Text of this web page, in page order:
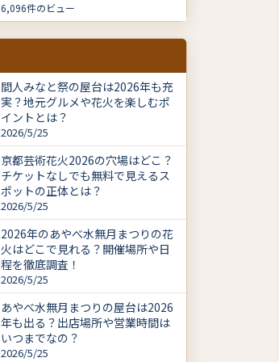
6,096件のビュー
間人みなと祭の屋台は2026年も充
実？地元グルメや花火を楽しむポ
イントとは？
2026/5/25
京都芸術花火2026の穴場はどこ？
チケットなしでも無料で見えるス
ポットの正体とは？
2026/5/25
2026年のあやべ水無月まつりの花
火はどこで見れる？開催場所や日
程を徹底調査！
2026/5/25
あやべ水無月まつりの屋台は2026
年も出る？出店場所や営業時間は
いつまでなの？
2026/5/25